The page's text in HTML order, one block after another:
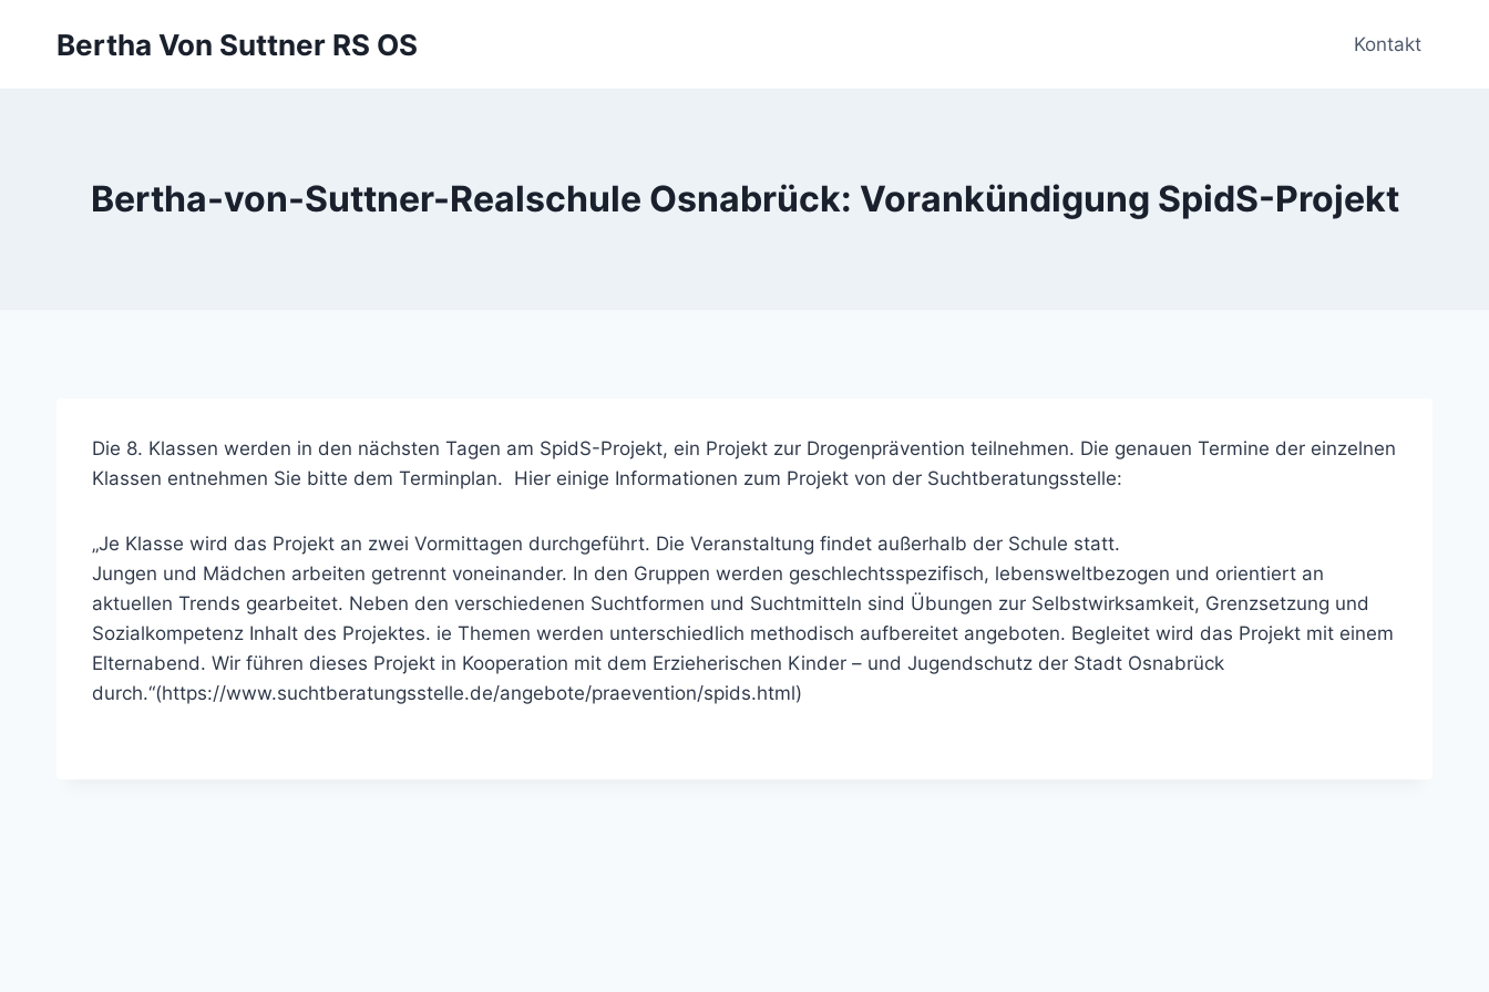
Bertha Von Suttner RS OS Kontakt
Bertha-von-Suttner-Realschule Osnabrück: Vorankündigung SpidS-Projekt
Die 8. Klassen werden in den nächsten Tagen am SpidS-Projekt, ein Projekt zur Drogenprävention teilnehmen. Die genauen Termine der einzelnen
Klassen entnehmen Sie bitte dem Terminplan. Hier einige Informationen zum Projekt von der Suchtberatungsstelle:
„Je Klasse wird das Projekt an zwei Vormittagen durchgeführt. Die Veranstaltung findet außerhalb der Schule statt.
Jungen und Mädchen arbeiten getrennt voneinander. In den Gruppen werden geschlechtsspezifisch, lebensweltbezogen und orientiert an
aktuellen Trends gearbeitet. Neben den verschiedenen Suchtformen und Suchtmitteln sind Übungen zur Selbstwirksamkeit, Grenzsetzung und
Sozialkompetenz Inhalt des Projektes. ie Themen werden unterschiedlich methodisch aufbereitet angeboten. Begleitet wird das Projekt mit einem
Elternabend. Wir führen dieses Projekt in Kooperation mit dem Erzieherischen Kinder – und Jugendschutz der Stadt Osnabrück
durch.“(https://www.suchtberatungsstelle.de/angebote/praevention/spids.html)